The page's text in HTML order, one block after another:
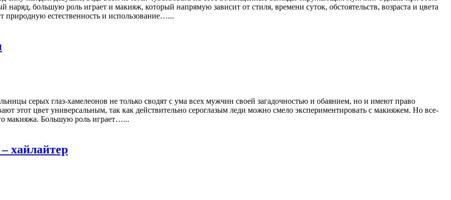
большую роль играет и макияж, который напрямую зависит от стиля, времени суток, обстоятельств, возраста и цвета
природную естественность и использование…...
серых глаз-хамелеонов не только сводят с ума всех мужчин своей загадочностью и обаянием, но и имеют право
этот цвет универсальным, так как действительно сероглазым леди можно смело экспериментировать с макияжем. Но все-
макияжа. Большую роль играет…...
хайлайтер